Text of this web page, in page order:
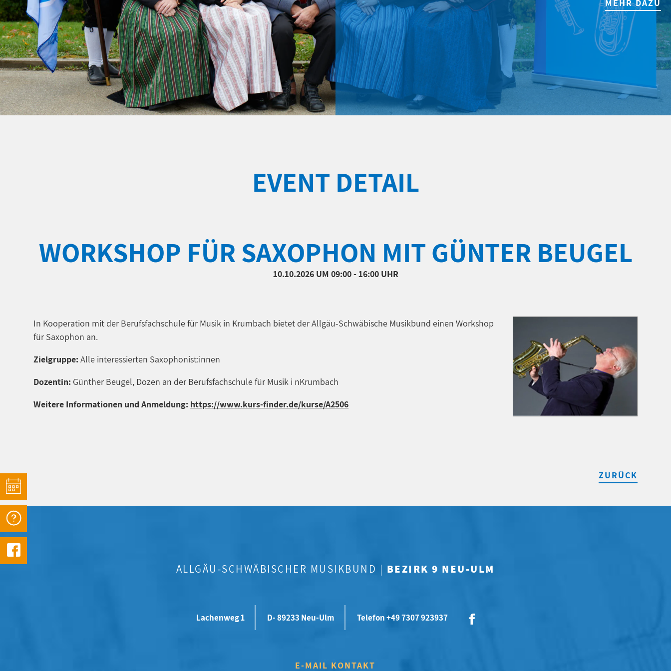
MEHR DAZU
EVENT DETAIL
WORKSHOP FÜR SAXOPHON MIT GÜNTER BEUGEL
10.10.2026 UM 09:00 - 16:00 UHR
In Kooperation mit der Berufsfachschule für Musik in Krumbach bietet der Allgäu-Schwäbische Musikbund einen Workshop
für Saxophon an.
Zielgruppe: Alle interessierten Saxophonist:innen
Dozentin: Günther Beugel, Dozen an der Berufsfachschule für Musik i nKrumbach
Weitere Informationen und Anmeldung: https://www.kurs-finder.de/kurse/A2506
ZURÜCK
ALLGÄU-SCHWÄBISCHER MUSIKBUND | BEZIRK 9 NEU-ULM
Lachenweg 1 D- 89233 Neu-Ulm Telefon +49 7307 923937
E-MAIL KONTAKT